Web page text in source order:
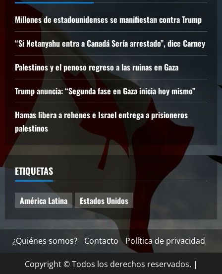
Millones de estadounidenses se manifiestan contra Trump
“Si Netanyahu entra a Canadá Sería arrestado”, dice Carney
Palestinos y el penoso regreso a las ruinas en Gaza
Trump anuncia: “Segunda fase en Gaza inicia hoy mismo”
Hamas libera a rehenes e Israel entrega a prisioneros
palestinos
ETIQUETAS
América Latina Estados Unidos
¿Quiénes somos? Contacto Política de privacidad
Copyright © Todos los derechos reservados. |